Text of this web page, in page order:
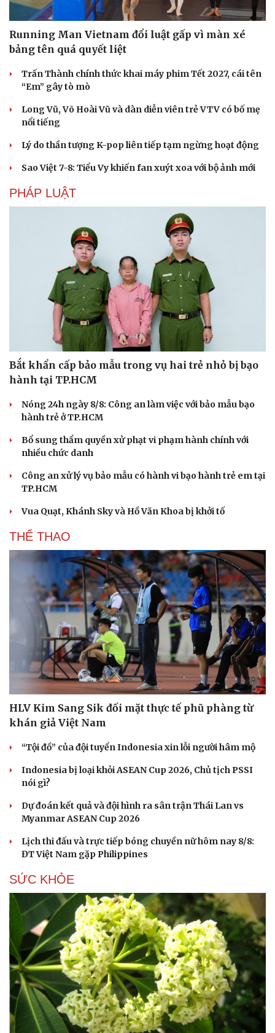
Sân khấu - Điện ảnh
Văn học
Âm nhạc
Di sản
Nghệ sĩ
Sao Việt
Du lịch
Tư vấn
Săn Tour
check-in
Câu chuyện thời sự
Đọc truyện đêm khuya
Cửa sổ tình yêu
Kể chuyện cho bé
Hạt giống tâm hồn
Running Man Vietnam đổi luật gấp vì màn xé
bảng tên quá quyết liệt
Trấn Thành chính thức khai máy phim Tết 2027, cái tên
“Em” gây tò mò
Long Vũ, Võ Hoài Vũ và dàn diễn viên trẻ VTV có bố mẹ
nổi tiếng
Lý do thần tượng K-pop liên tiếp tạm ngừng hoạt động
Sao Việt 7-8: Tiểu Vy khiến fan xuýt xoa với bộ ảnh mới
PHÁP LUẬT
Bắt khẩn cấp bảo mẫu trong vụ hai trẻ nhỏ bị bạo
hành tại TP.HCM
Nóng 24h ngày 8/8: Công an làm việc với bảo mẫu bạo
hành trẻ ở TP.HCM
Bổ sung thẩm quyền xử phạt vi phạm hành chính với
nhiều chức danh
Công an xử lý vụ bảo mẫu có hành vi bạo hành trẻ em tại
TP.HCM
Vua Quạt, Khánh Sky và Hồ Văn Khoa bị khởi tố
THỂ THAO
HLV Kim Sang Sik đối mặt thực tế phũ phàng từ
khán giả Việt Nam
“Tội đồ” của đội tuyển Indonesia xin lỗi người hâm mộ
Indonesia bị loại khỏi ASEAN Cup 2026, Chủ tịch PSSI
nói gì?
Dự đoán kết quả và đội hình ra sân trận Thái Lan vs
Myanmar ASEAN Cup 2026
Lịch thi đấu và trực tiếp bóng chuyền nữ hôm nay 8/8:
ĐT Việt Nam gặp Philippines
SỨC KHỎE